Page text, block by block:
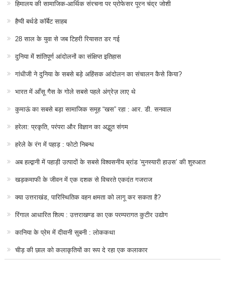
हिमालय की सामाजिक-आर्थिक संरचना पर प्रोफेसर पूरन चंद्र जोशी
हैप्पी बर्थडे कॉर्बेट साहब
28 साल के युवा से जब टिहरी रियासत डर गई
दुनिया में शांतिपूर्ण आंदोलनों का संक्षिप्त इतिहास
गांधीजी ने दुनिया के सबसे बड़े अहिंसक आंदोलन का संचालन कैसे किया?
भारत में आँसू गैस के गोले सबसे पहले अंग्रेज़ लाए थे
कुमाऊं का सबसे बड़ा सामाजिक समूह “खस” रहा : आर. डी. सनवाल
हरेला: प्रकृति, परंपरा और विज्ञान का अद्भुत संगम
हरेले के रंग में पहाड़ : फोटो निबन्ध
अब हल्द्वानी में पहाड़ी उत्पादों के सबसे विश्वसनीय ब्रांड ‘मुनस्यारी हाउस’ की शुरुआत
खड़कमाफी के जीवन में एक दशक से विचरते एकदंत गजराज
क्या उत्तराखंड, पारिस्थितिक वहन क्षमता को लागू कर सकता है?
रिंगाल आधारित शिल्प : उत्तराखण्ड का एक परम्परागत कुटीर उद्योग
कानिया के प्रेम में दीवानी सुबनी : लोककथा
चीड़ की छाल को कलाकृतियों का रूप दे रहा एक कलाकार